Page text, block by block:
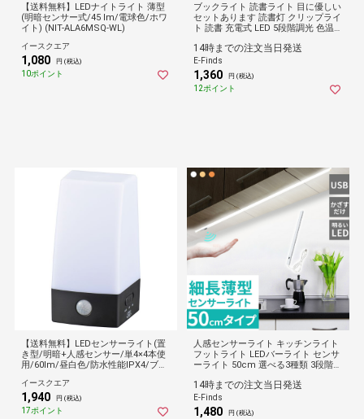
【送料無料】LEDナイトライト 薄型
(明暗センサー式/45 lm/電球色/ホワ
イト) (NIT-ALA6MSQ-WL)
イースクエア
1,080 円 (税込)
10ポイント
ブックライト 読書ライト 目に優しい
セットあります 読書灯 クリップライ
ト 読書 充電式 LED 5段階調光 色温度
角度調整 ベッドサイド 持ち運び 車 L
EDリ【1個:ブラック】
14時までの注文当日発送
E-Finds
1,360 円 (税込)
12ポイント
【送料無料】LEDセンサーライト(置
き型/明暗+人感センサー/単4×4本使
用/60lm/昼白色/防水性能IPX4/ブラ
イースクエア
1,940 円 (税込)
17ポイント
人感センサーライト キッチンライト
フットライト LEDバーライト センサ
ーライト 50cm 選べる3種類 3段階調
タッチレス センサーライト 非接触 U
SBケーブル【1個:3色調光】
14時までの注文当日発送
E-Finds
1,480 円 (税込)